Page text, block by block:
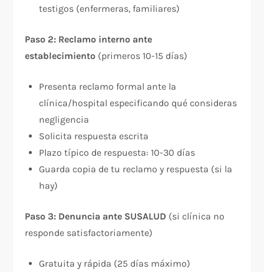
testigos (enfermeras, familiares)
Paso 2: Reclamo interno ante
establecimiento (primeros 10-15 días)
Presenta reclamo formal ante la
clínica/hospital especificando qué consideras
negligencia
Solicita respuesta escrita
Plazo típico de respuesta: 10-30 días
Guarda copia de tu reclamo y respuesta (si la
hay)
Paso 3: Denuncia ante SUSALUD (si clínica no
responde satisfactoriamente)
Gratuita y rápida (25 días máximo)